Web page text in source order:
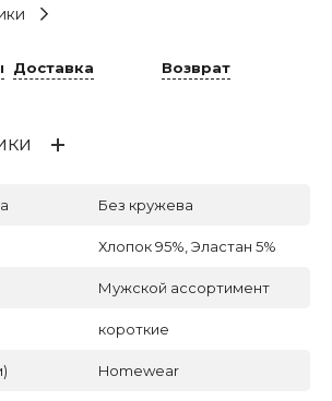
Доставка Возврат
Без кружева
Хлопок 95%, Эластан 5%
Мужской ассортимент
короткие
Homewear